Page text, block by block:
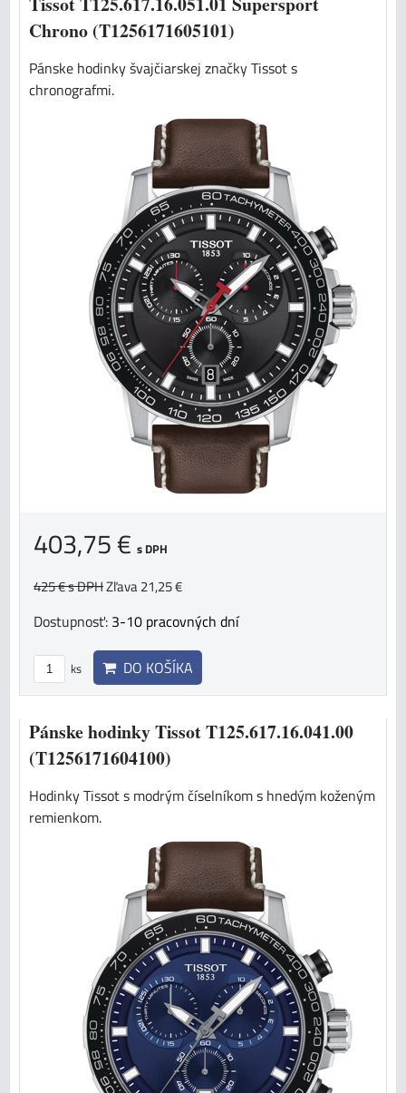
Chrono (T1256171605101)
Pánske hodinky švajčiarskej značky Tissot s
chronografmi.
403,75 € s DPH
425 €s DPHZľava 21,25 €
Dostupnosť: 3-10 pracovných dní
ks DO KOŠÍKA
Pánske hodinky Tissot T125.617.16.041.00
(T1256171604100)
Hodinky Tissot s modrým číselníkom s hnedým koženým
remienkom.